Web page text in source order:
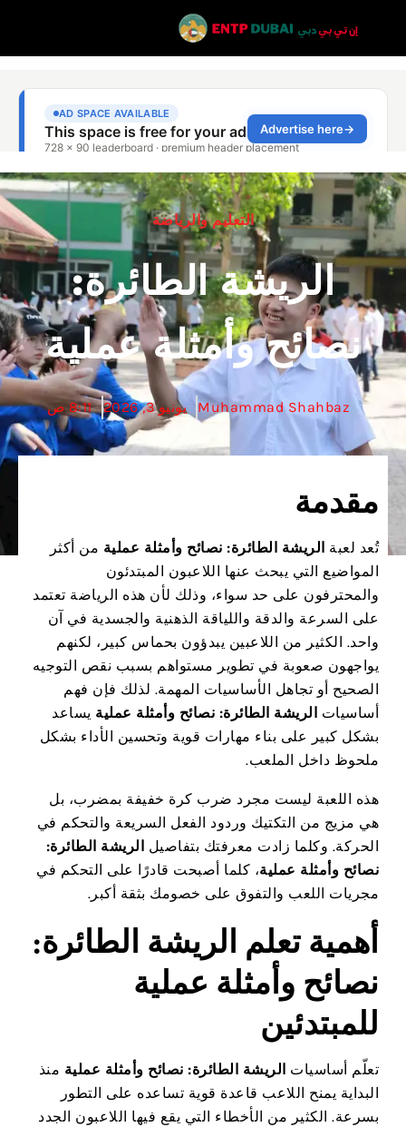
التعليم والرياضة
الريشة الطائرة:
نصائح وأمثلة عملية
Muhammad Shahbaz يونيو 3, 2026 8:11 ص
مقدمة
تُعد لعبة الريشة الطائرة: نصائح وأمثلة عملية من أكثر
المواضيع التي يبحث عنها اللاعبون المبتدئون
والمحترفون على حد سواء، وذلك لأن هذه الرياضة تعتمد
على السرعة والدقة واللياقة الذهنية والجسدية في آن
واحد. الكثير من اللاعبين يبدؤون بحماس كبير، لكنهم
يواجهون صعوبة في تطوير مستواهم بسبب نقص التوجيه
الصحيح أو تجاهل الأساسيات المهمة. لذلك فإن فهم
أساسيات الريشة الطائرة: نصائح وأمثلة عملية يساعد
بشكل كبير على بناء مهارات قوية وتحسين الأداء بشكل
ملحوظ داخل الملعب.
هذه اللعبة ليست مجرد ضرب كرة خفيفة بمضرب، بل
هي مزيج من التكتيك وردود الفعل السريعة والتحكم في
الحركة. وكلما زادت معرفتك بتفاصيل الريشة الطائرة:
نصائح وأمثلة عملية، كلما أصبحت قادرًا على التحكم في
مجريات اللعب والتفوق على خصومك بثقة أكبر.
أهمية تعلم الريشة الطائرة:
نصائح وأمثلة عملية
للمبتدئين
تعلّم أساسيات الريشة الطائرة: نصائح وأمثلة عملية منذ
البداية يمنح اللاعب قاعدة قوية تساعده على التطور
بسرعة. الكثير من الأخطاء التي يقع فيها اللاعبون الجدد